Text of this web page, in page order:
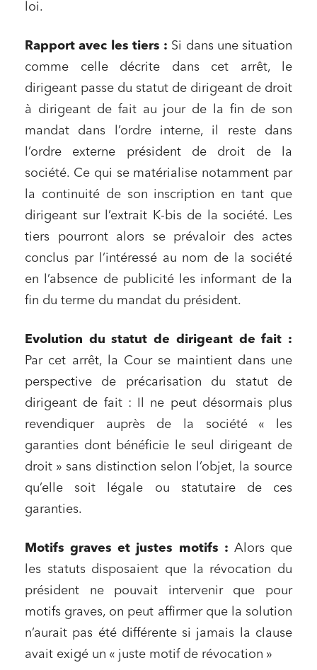
loi.
Rapport avec les tiers : Si dans une situation
comme celle décrite dans cet arrêt, le
dirigeant passe du statut de dirigeant de droit
à dirigeant de fait au jour de la fin de son
mandat dans l’ordre interne, il reste dans
l’ordre externe président de droit de la
société. Ce qui se matérialise notamment par
la continuité de son inscription en tant que
dirigeant sur l’extrait K-bis de la société. Les
tiers pourront alors se prévaloir des actes
conclus par l’intéressé au nom de la société
en l’absence de publicité les informant de la
fin du terme du mandat du président.
Evolution du statut de dirigeant de fait :
Par cet arrêt, la Cour se maintient dans une
perspective de précarisation du statut de
dirigeant de fait : Il ne peut désormais plus
revendiquer auprès de la société « les
garanties dont bénéficie le seul dirigeant de
droit » sans distinction selon l’objet, la source
qu’elle soit légale ou statutaire de ces
garanties.
Motifs graves et justes motifs : Alors que
les statuts disposaient que la révocation du
président ne pouvait intervenir que pour
motifs graves, on peut affirmer que la solution
n’aurait pas été différente si jamais la clause
avait exigé un « juste motif de révocation »
Relations commerciales et contrats
Associations et acteurs de l’économie sociale et
solidaire
Media et édition